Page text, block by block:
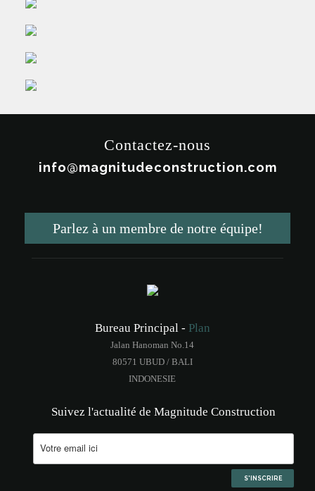
Contactez-nous
info@magnitudeconstruction.com
Parlez à un membre de notre équipe!
Bureau Principal - Plan
Jalan Hanoman No.14
80571 UBUD / BALI
INDONESIE
Suivez l'actualité de Magnitude Construction